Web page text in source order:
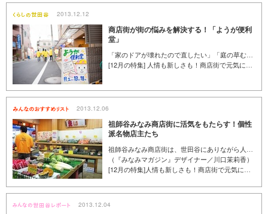
2013.12.12
商店街が街の悩みを解決する！「ようが便利
堂」
[12月の特集] 人情も新しさも！商店街で元気になる買い物を
2013.12.06
祖師谷みなみ商店街に活気をもたらす！個性
派名物店主たち
（『みなみマガジン』デザイナー／川口茉莉香）
[12月の特集]人情も新しさも！商店街で元気になる買い物を
2013.12.04